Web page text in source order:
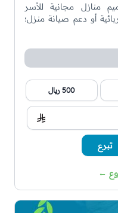
منازل مجانية للأسر
أو دعم صيانة منزل؛
500 ريال
تبرع
←